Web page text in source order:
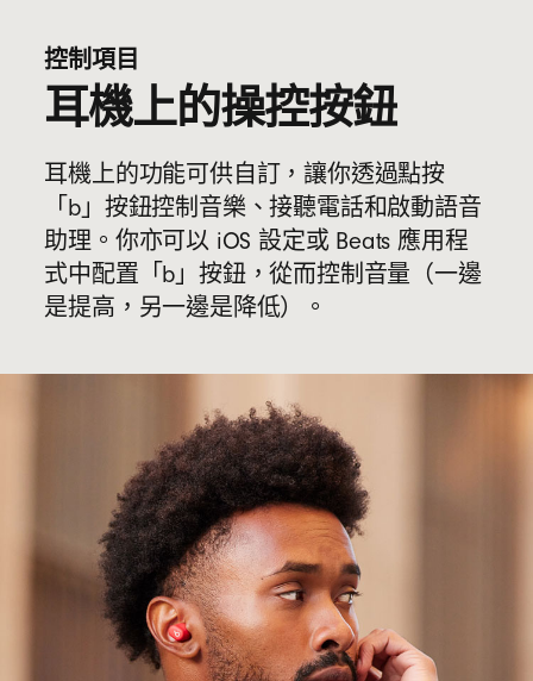
控制項目
耳機上的操控按鈕
耳機上的功能可供自訂，讓你透過點按
「b」按鈕控制音樂、接聽電話和啟動語音
助理。你亦可以 iOS 設定或 Beats 應用程
式中配置「b」按鈕，從而控制音量（一邊
是提高，另一邊是降低）。